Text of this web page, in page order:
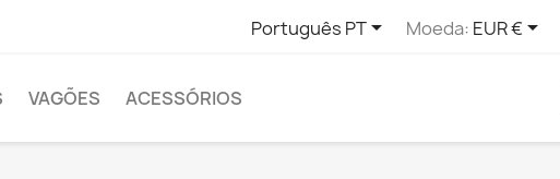
Português PT Moeda: EUR €
VAGÕES ACESSÓRIOS